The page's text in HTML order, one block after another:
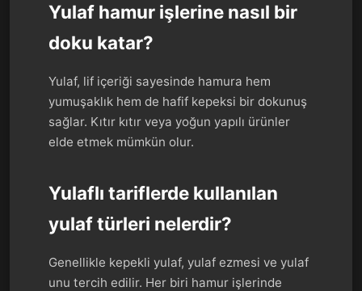
Yulaf hamur işlerine nasıl bir
doku katar?
Yulaf, lif içeriği sayesinde hamura hem
yumuşaklık hem de hafif kepeksi bir dokunuş
sağlar. Kıtır kıtır veya yoğun yapılı ürünler
elde etmek mümkün olur.
Yulaflı tariflerde kullanılan
yulaf türleri nelerdir?
Genellikle kepekli yulaf, yulaf ezmesi ve yulaf
unu tercih edilir. Her biri hamur işlerinde